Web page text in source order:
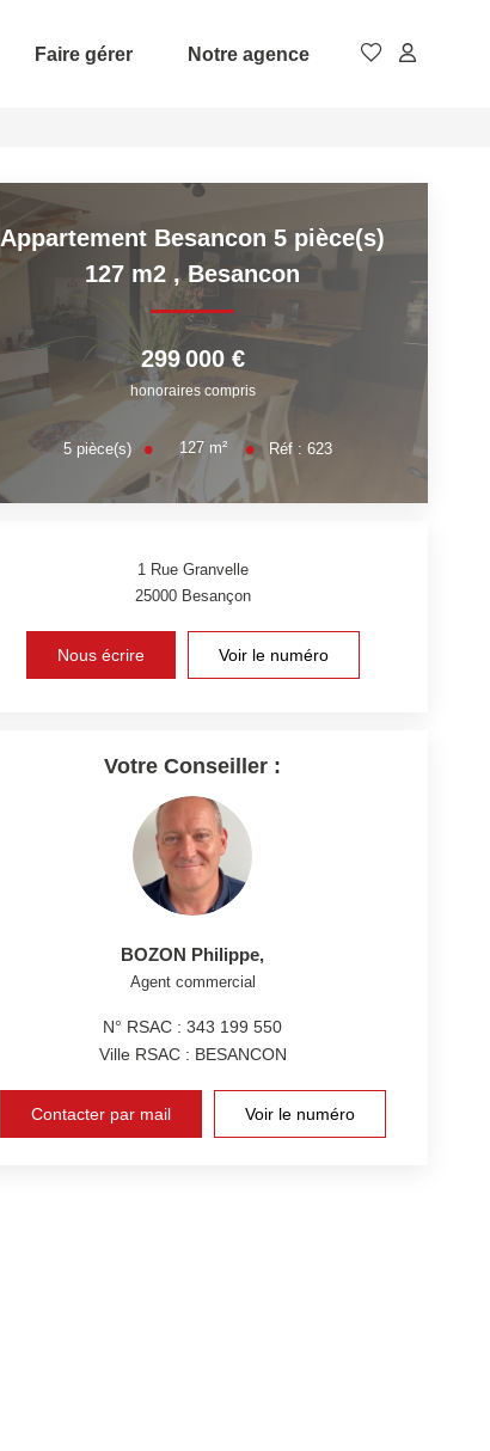
Faire gérer Notre agence
Appartement Besancon 5 pièce(s)
127 m2 , Besancon
299 000 €
honoraires compris
5 pièce(s) 127 m² Réf : 623
1 Rue Granvelle
25000 Besançon
Nous écrire Voir le numéro
Votre Conseiller :
BOZON Philippe,
Agent commercial
N° RSAC : 343 199 550
Ville RSAC : BESANCON
Contacter par mail Voir le numéro